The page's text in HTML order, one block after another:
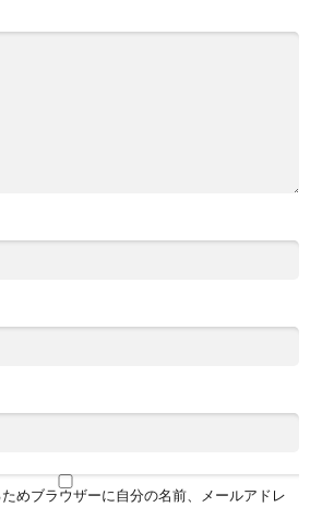
めブラウザーに自分の名前、メールアドレ